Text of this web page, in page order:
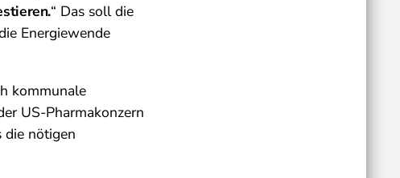
“ Das soll die
Energiewende
kommunale
US-Pharmakonzern
die nötigen